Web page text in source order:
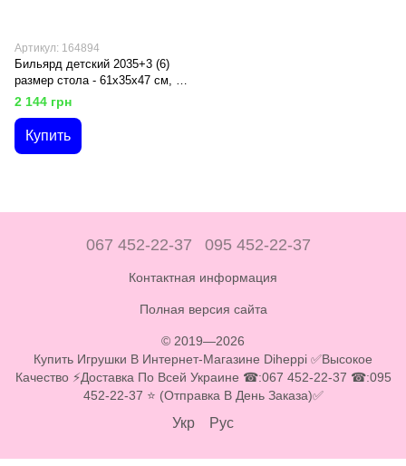
Артикул: 164894
Бильярд детский 2035+3 (6)
размер стола - 61х35х47 см, 2
дубинки, шары, треугольник,
щеточка, в коробке
2 144 грн
Купить
067 452-22-37 095 452-22-37
Контактная информация
Полная версия сайта
© 2019—2026
Купить Игрушки В Интернет-Магазине Diheppi ✅Высокое
Качество ⚡Доставка По Всей Украине ☎:067 452-22-37 ☎:095
452-22-37 ⭐ (Отправка В День Заказа)✅
Укр Рус